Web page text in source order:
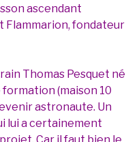
ascendant
Flammarion, fondateur
Thomas Pesquet né
(maison 10
astronaute. Un
lui a certainement